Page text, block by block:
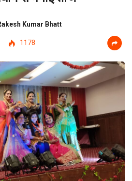
Kumar Bhatt
1178